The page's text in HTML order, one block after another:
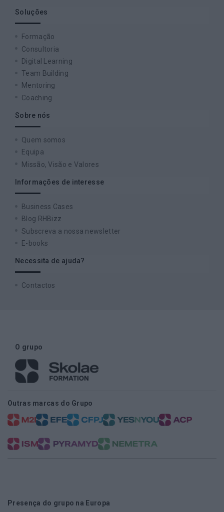
Soluções
Formação
Consultoria
Digital Learning
Team Building
Mentoring
Coaching
Sobre nós
Quem somos
Equipa
Missão, Visão e Valores
Informações de interesse
Business Cases
Blog RHBizz
Subscreva a nossa newsletter
E-books
Necessita de ajuda?
Contactos
O grupo
Outras marcas do Grupo
Presença do grupo na Europa